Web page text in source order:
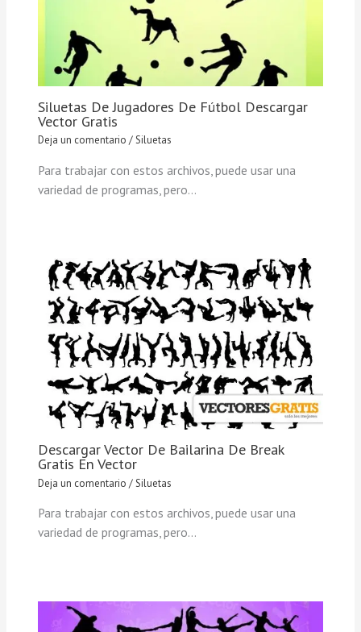
Siluetas De Jugadores De Fútbol Descargar
Vector Gratis
Deja un comentario /Siluetas
Para trabajar con estos archivos, puede usar una
variedad de programas, pero…
Descargar Vector De Bailarina De Break
Gratis En Vector
Deja un comentario /Siluetas
Para trabajar con estos archivos, puede usar una
variedad de programas, pero…